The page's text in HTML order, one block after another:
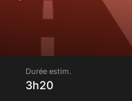
Durée estim.
3h20